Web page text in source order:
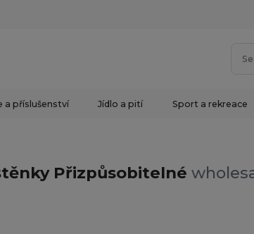
a příslušenství Jídlo a pití Sport a rekreace
Přizpůsobitelné